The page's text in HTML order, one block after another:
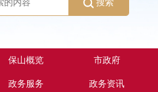
搜索
保山概览 市政府
政务服务 政务资讯